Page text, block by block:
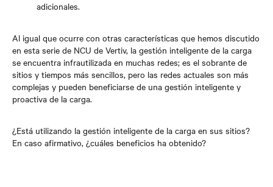
adicionales.
Al igual que ocurre con otras características que hemos discutido
en esta serie de NCU de Vertiv, la gestión inteligente de la carga
se encuentra infrautilizada en muchas redes; es el sobrante de
sitios y tiempos más sencillos, pero las redes actuales son más
complejas y pueden beneficiarse de una gestión inteligente y
proactiva de la carga.
¿Está utilizando la gestión inteligente de la carga en sus sitios?
En caso afirmativo, ¿cuáles beneficios ha obtenido?